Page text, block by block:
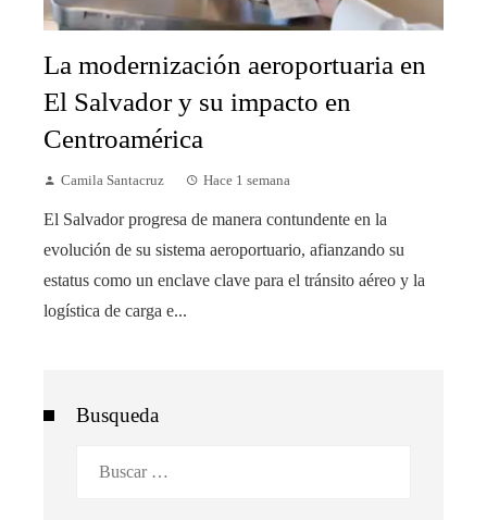
La modernización aeroportuaria en
El Salvador y su impacto en
Centroamérica
Camila Santacruz Hace 1 semana
El Salvador progresa de manera contundente en la
evolución de su sistema aeroportuario, afianzando su
estatus como un enclave clave para el tránsito aéreo y la
logística de carga e...
Busqueda